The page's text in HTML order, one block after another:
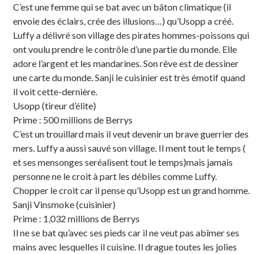
C’est une femme qui se bat avec un bâton climatique (il
envoie des éclairs, crée des illusions…) qu’Usopp a créé.
Luffy a délivré son village des pirates hommes-poissons qui
ont voulu prendre le contrôle d’une partie du monde. Elle
adore l’argent et les mandarines. Son rêve est de dessiner
une carte du monde. Sanji le cuisinier est très émotif quand
il voit cette-dernière.
Usopp (tireur d’élite)
Prime : 500 millions de Berrys
C’est un trouillard mais il veut devenir un brave guerrier des
mers. Luffy a aussi sauvé son village. Il ment tout le temps (
et ses mensonges seréalisent tout le temps)mais jamais
personne ne le croit à part les débiles comme Luffy.
Chopper le croit car il pense qu’Usopp est un grand homme.
Sanji Vinsmoke (cuisinier)
Prime : 1,032 millions de Berrys
Il ne se bat qu’avec ses pieds car il ne veut pas abîmer ses
mains avec lesquelles il cuisine. Il drague toutes les jolies